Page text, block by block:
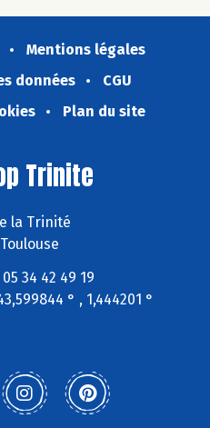
Mentions légales
données
CGU
Plan du site
Trinite
la Trinité
05 34 42 49 19
° , 1,444201 °